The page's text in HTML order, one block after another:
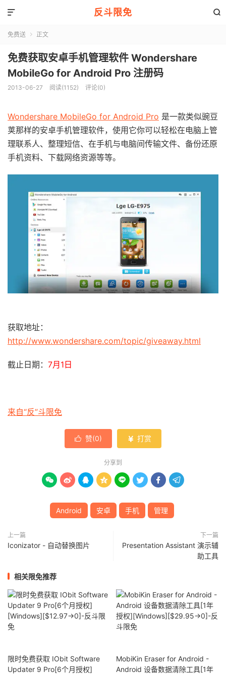
反斗限免 

免费送  正文
免费获取安卓手机管理软件 Wondershare
MobileGo for Android Pro 注册码
2013-06-27 阅读(1152) 评论(0)
Wondershare MobileGo for Android Pro 是一款类似豌豆
荚那样的安卓手机管理软件，使用它你可以轻松在电脑上管
理联系人、整理短信、在手机与电脑间传输文件、备份还原
手机资料、下载网络资源等等。
获取地址：
http://www.wondershare.com/topic/giveaway.html
截止日期： 7月1日
来自“反”斗限免
 赞(0)  打赏
分享到
       
Android 安卓 手机 管理
上一篇
Iconizator - 自动替换图片
下一篇
Presentation Assistant 演示辅
助工具
相关限免推荐
限时免费获取 IObit Software
Updater 9 Pro[6个月授权]
MobiKin Eraser for Android -
Android 设备数据清除工具[1年